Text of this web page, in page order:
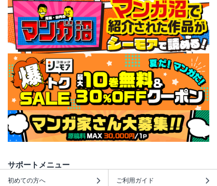
サポートメニュー
初めての方へ ご利用ガイド